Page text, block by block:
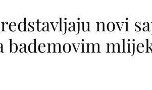
novi
bademovim